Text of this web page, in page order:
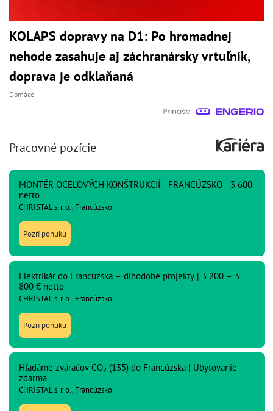
KOLAPS dopravy na D1: Po hromadnej
nehode zasahuje aj záchranársky vrtuľník,
doprava je odklaňaná
Domáce
Pracovné pozície
MONTÉR OCEĽOVÝCH KONŠTRUKCIÍ - FRANCÚZSKO - 3 600
netto
CHRISTAL s. r. o., Francúzsko
Pozri ponuku
Elektrikár do Francúzska – dlhodobé projekty | 3 200 – 3
800 € netto
CHRISTAL s. r. o., Francúzsko
Pozri ponuku
Hľadáme zváračov CO₂ (135) do Francúzska | Ubytovanie
zdarma
CHRISTAL s. r. o., Francúzsko